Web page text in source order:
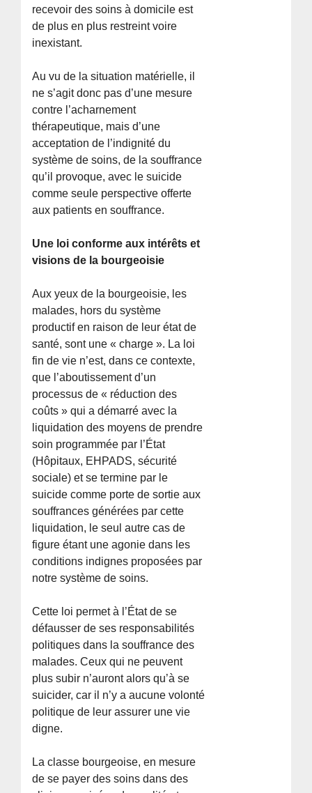
recevoir des soins à domicile est
de plus en plus restreint voire
inexistant.
Au vu de la situation matérielle, il
ne s’agit donc pas d’une mesure
contre l’acharnement
thérapeutique, mais d’une
acceptation de l’indignité du
système de soins, de la souffrance
qu’il provoque, avec le suicide
comme seule perspective offerte
aux patients en souffrance.
Une loi conforme aux intérêts et
visions de la bourgeoisie
Aux yeux de la bourgeoisie, les
malades, hors du système
productif en raison de leur état de
santé, sont une « charge ». La loi
fin de vie n’est, dans ce contexte,
que l’aboutissement d’un
processus de « réduction des
coûts » qui a démarré avec la
liquidation des moyens de prendre
soin programmée par l’État
(Hôpitaux, EHPADS, sécurité
sociale) et se termine par le
suicide comme porte de sortie aux
souffrances générées par cette
liquidation, le seul autre cas de
figure étant une agonie dans les
conditions indignes proposées par
notre système de soins.
Cette loi permet à l’État de se
défausser de ses responsabilités
politiques dans la souffrance des
malades. Ceux qui ne peuvent
plus subir n’auront alors qu’à se
suicider, car il n’y a aucune volonté
politique de leur assurer une vie
digne.
La classe bourgeoise, en mesure
de se payer des soins dans des